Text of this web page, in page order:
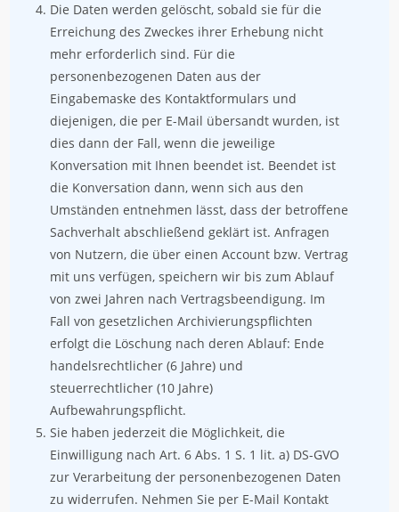
Die Daten werden gelöscht, sobald sie für die
Erreichung des Zweckes ihrer Erhebung nicht
mehr erforderlich sind. Für die
personenbezogenen Daten aus der
Eingabemaske des Kontaktformulars und
diejenigen, die per E-Mail übersandt wurden, ist
dies dann der Fall, wenn die jeweilige
Konversation mit Ihnen beendet ist. Beendet ist
die Konversation dann, wenn sich aus den
Umständen entnehmen lässt, dass der betroffene
Sachverhalt abschließend geklärt ist. Anfragen
von Nutzern, die über einen Account bzw. Vertrag
mit uns verfügen, speichern wir bis zum Ablauf
von zwei Jahren nach Vertragsbeendigung. Im
Fall von gesetzlichen Archivierungspflichten
erfolgt die Löschung nach deren Ablauf: Ende
handelsrechtlicher (6 Jahre) und
steuerrechtlicher (10 Jahre)
Aufbewahrungspflicht.
Sie haben jederzeit die Möglichkeit, die
Einwilligung nach Art. 6 Abs. 1 S. 1 lit. a) DS-GVO
zur Verarbeitung der personenbezogenen Daten
zu widerrufen. Nehmen Sie per E-Mail Kontakt